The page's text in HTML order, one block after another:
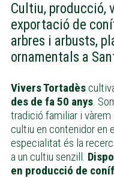
Cultiu, producció,
exportació de
arbres i arbusts,
ornamentals a
Vivers Tortadès
des de fa 50 anys.
tradició familiar i
cultiu en contenidor en
especialitat és la
a un cultiu senzill.
en producció de